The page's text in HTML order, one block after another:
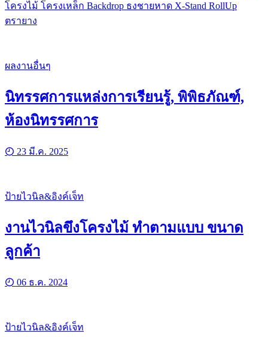
โครงไม้ โครงเหล็ก Backdrop ธงชายหาด X-Stand RollUp
ตรายาง
ผลงานอื่นๆ
นิทรรศการแหล่งการเรียนรู้, พิพิธภัณฑ์,
ห้องนิทรรศการ
23 มี.ค. 2025
ป้ายไวนิล&อิงค์เจ็ท
งานไวนิลขึงโครงไม้ ทำตามแบบ ขนาด
ลูกค้า
06 ธ.ค. 2024
ป้ายไวนิล&อิงค์เจ็ท